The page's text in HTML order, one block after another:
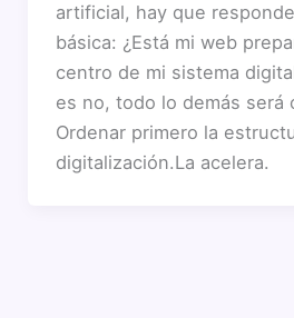
artificial, hay que
básica: ¿Está mi web
centro de mi sistema
es no, todo lo demás será
Ordenar primero la
digitalización.La acelera.